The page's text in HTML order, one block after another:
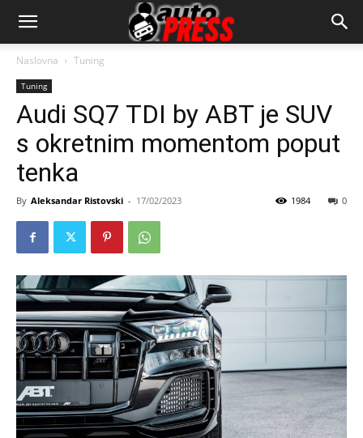
AutopressHR
Naslovna Tuning
Tuning
Audi SQ7 TDI by ABT je SUV
s okretnim momentom poput
tenka
By Aleksandar Ristovski - 17/02/2023 0
1984